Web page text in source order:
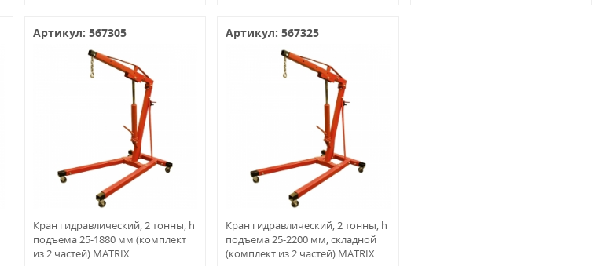
Артикул: 567305
Кран гидравлический, 2 тонны, h
подъема 25-1880 мм (комплект
из 2 частей) MATRIX
Артикул: 567325
Кран гидравлический, 2 тонны, h
подъема 25-2200 мм, складной
(комплект из 2 частей) MATRIX